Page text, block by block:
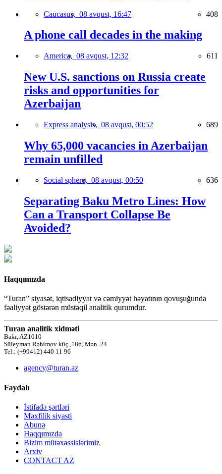
Caucasus, 08 avqust, 16:47 408
A phone call decades in the making
America, 08 avqust, 12:32 611
New U.S. sanctions on Russia create
risks and opportunities for
Azerbaijan
Express analysis, 08 avqust, 00:52 689
Why 65,000 vacancies in Azerbaijan
remain unfilled
Social sphere, 08 avqust, 00:50 636
Separating Baku Metro Lines: How
Can a Transport Collapse Be
Avoided?
Haqqımızda
“Turan” siyasət, iqtisadiyyat və cəmiyyət həyatının qovuşuğunda
fəaliyyət göstərən müstəqil analitik qurumdur.
Turan analitik xidməti
Bakı, AZ1010
Süleyman Rəhimov küç.,186, Mən. 24
Tel.: (+99412) 440 11 96
agency@turan.az
Faydalı
İstifadə şərtləri
Məxfilik siyasti
Abunə
Haqqımızda
Bizim mütəxəssislərimiz
Arxiv
CONTACT AZ